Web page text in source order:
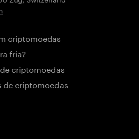
criptomoedas
fria?
criptomoedas
de criptomoedas